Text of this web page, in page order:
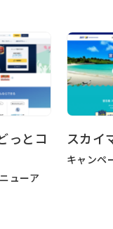
承認ボタンを押した
てくれた1時間の業
2026/07/27 技術ブ
Movable Type と
情報を AWS
る
2026/07/01 技術ブ
『リーダブルコード
っとコ
ューア
スカイ
キャンペ